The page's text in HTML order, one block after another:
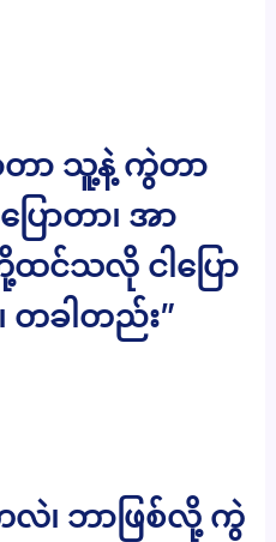
တာ သူ့နဲ့ ကွဲတာ
ောတာ၊ အာ
င်သလို ငါပြော
ခါတည်း”
လဲ၊ ဘာဖြစ်လို့ ကွဲ